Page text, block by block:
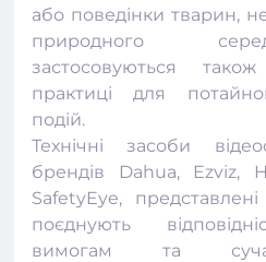
або поведінки тварин,
природного
застосовуються
практиці для
подій.
Технічні засоби
брендів Dahua, Ezviz,
SafetyEye,
поєднують
вимогам та